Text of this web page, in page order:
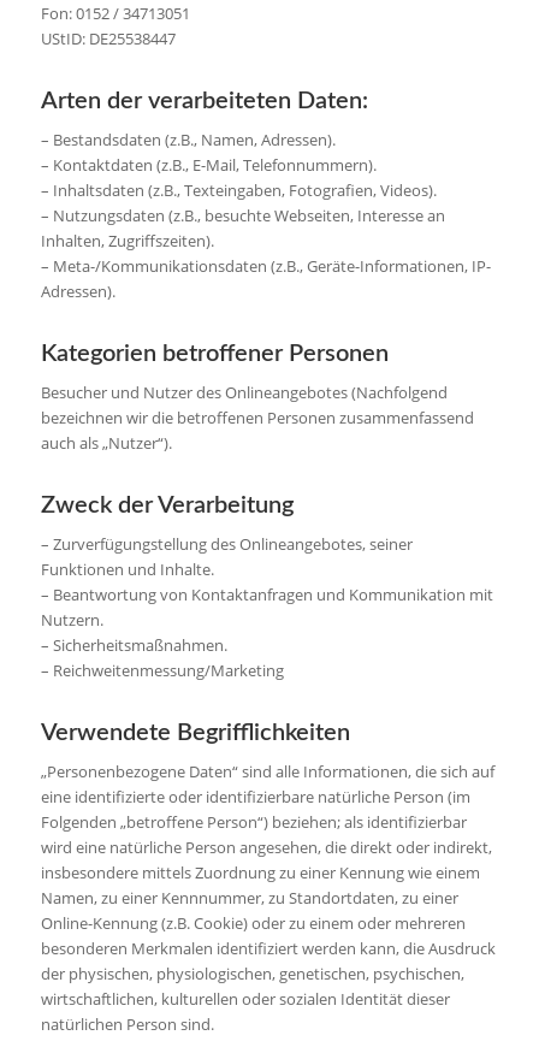
Fon: 0152 / 34713051
UStID: DE25538447
Arten der verarbeiteten Daten:
– Bestandsdaten (z.B., Namen, Adressen).
– Kontaktdaten (z.B., E-Mail, Telefonnummern).
– Inhaltsdaten (z.B., Texteingaben, Fotografien, Videos).
– Nutzungsdaten (z.B., besuchte Webseiten, Interesse an
Inhalten, Zugriffszeiten).
– Meta-/Kommunikationsdaten (z.B., Geräte-Informationen, IP-
Adressen).
Kategorien betroffener Personen
Besucher und Nutzer des Onlineangebotes (Nachfolgend
bezeichnen wir die betroffenen Personen zusammenfassend
auch als „Nutzer“).
Zweck der Verarbeitung
– Zurverfügungstellung des Onlineangebotes, seiner
Funktionen und Inhalte.
– Beantwortung von Kontaktanfragen und Kommunikation mit
Nutzern.
– Sicherheitsmaßnahmen.
– Reichweitenmessung/Marketing
Verwendete Begrifflichkeiten
„Personenbezogene Daten“ sind alle Informationen, die sich auf
eine identifizierte oder identifizierbare natürliche Person (im
Folgenden „betroffene Person“) beziehen; als identifizierbar
wird eine natürliche Person angesehen, die direkt oder indirekt,
insbesondere mittels Zuordnung zu einer Kennung wie einem
Namen, zu einer Kennnummer, zu Standortdaten, zu einer
Online-Kennung (z.B. Cookie) oder zu einem oder mehreren
besonderen Merkmalen identifiziert werden kann, die Ausdruck
der physischen, physiologischen, genetischen, psychischen,
wirtschaftlichen, kulturellen oder sozialen Identität dieser
natürlichen Person sind.